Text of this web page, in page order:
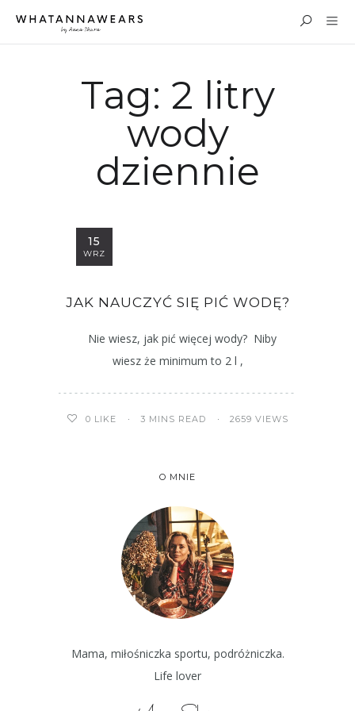
Tag: 2 litry
wody
dziennie
15
WRZ
JAK NAUCZYĆ SIĘ PIĆ WODĘ?
Nie wiesz, jak pić więcej wody? Niby
wiesz że minimum to 2 l ,
0 LIKE 3 MINS READ 2659 VIEWS
O MNIE
Mama, miłośniczka sportu, podróżniczka.
Life lover